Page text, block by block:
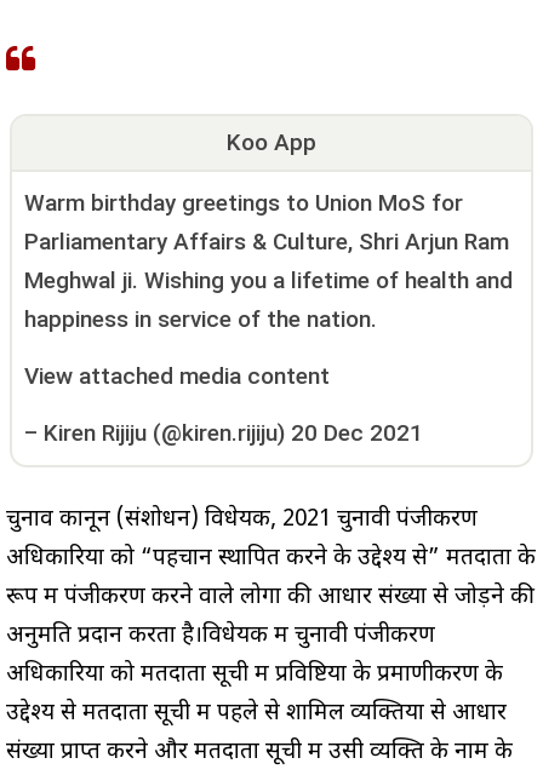
Koo App
Warm birthday greetings to Union MoS for
Parliamentary Affairs & Culture, Shri Arjun Ram
Meghwal ji. Wishing you a lifetime of health and
happiness in service of the nation.
View attached media content
– Kiren Rijiju (@kiren.rijiju) 20 Dec 2021
चुनाव कानून (संशोधन) विधेयक, 2021 चुनावी पंजीकरण
अधिकारियों को “पहचान स्थापित करने के उद्देश्य से” मतदाता के
रूप में पंजीकरण करने वाले लोगों की आधार संख्या से जोड़ने की
अनुमति प्रदान करता है।विधेयक में चुनावी पंजीकरण
अधिकारियों को मतदाता सूची में प्रविष्टियों के प्रमाणीकरण के
उद्देश्य से मतदाता सूची में पहले से शामिल व्यक्तियों से आधार
संख्या प्राप्त करने और मतदाता सूची में उसी व्यक्ति के नाम के